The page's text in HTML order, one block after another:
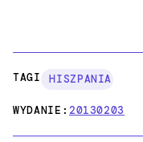
TAGI: HISZPANIA
WYDANIE:20130203